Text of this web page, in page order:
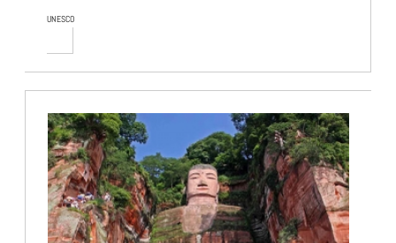
UNESCO